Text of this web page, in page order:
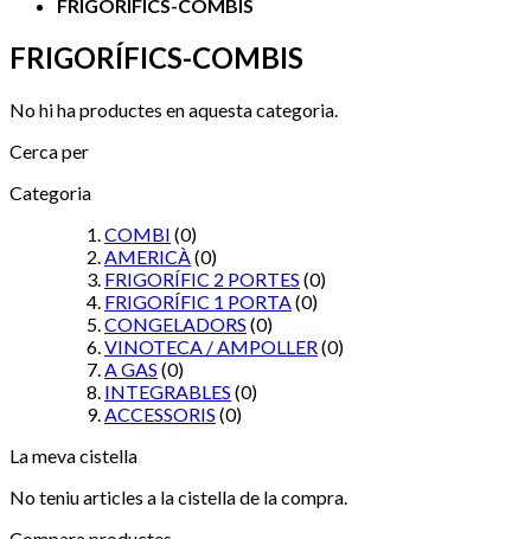
FRIGORÍFICS-COMBIS
FRIGORÍFICS-COMBIS
No hi ha productes en aquesta categoria.
Cerca per
Categoria
COMBI (0)
AMERICÀ (0)
FRIGORÍFIC 2 PORTES (0)
FRIGORÍFIC 1 PORTA (0)
CONGELADORS (0)
VINOTECA / AMPOLLER (0)
A GAS (0)
INTEGRABLES (0)
ACCESSORIS (0)
La meva cistella
No teniu articles a la cistella de la compra.